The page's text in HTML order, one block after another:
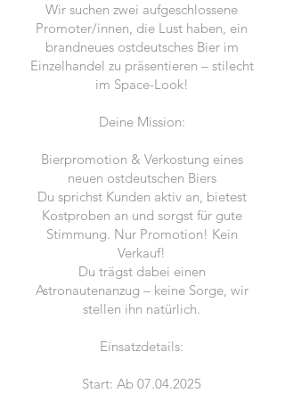
Wir suchen zwei aufgeschlossene
Promoter/innen, die Lust haben, ein
brandneues ostdeutsches Bier im
Einzelhandel zu präsentieren – stilecht
im Space-Look!
Deine Mission:
Bierpromotion & Verkostung eines
neuen ostdeutschen Biers
Du sprichst Kunden aktiv an, bietest
Kostproben an und sorgst für gute
Stimmung. Nur Promotion! Kein
Verkauf!
Du trägst dabei einen
Astronautenanzug – keine Sorge, wir
stellen ihn natürlich.
Einsatzdetails:
Start: Ab 07.04.2025